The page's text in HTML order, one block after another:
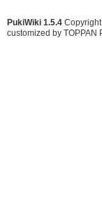
PukiWiki 1.5.4
customized by TOPPAN